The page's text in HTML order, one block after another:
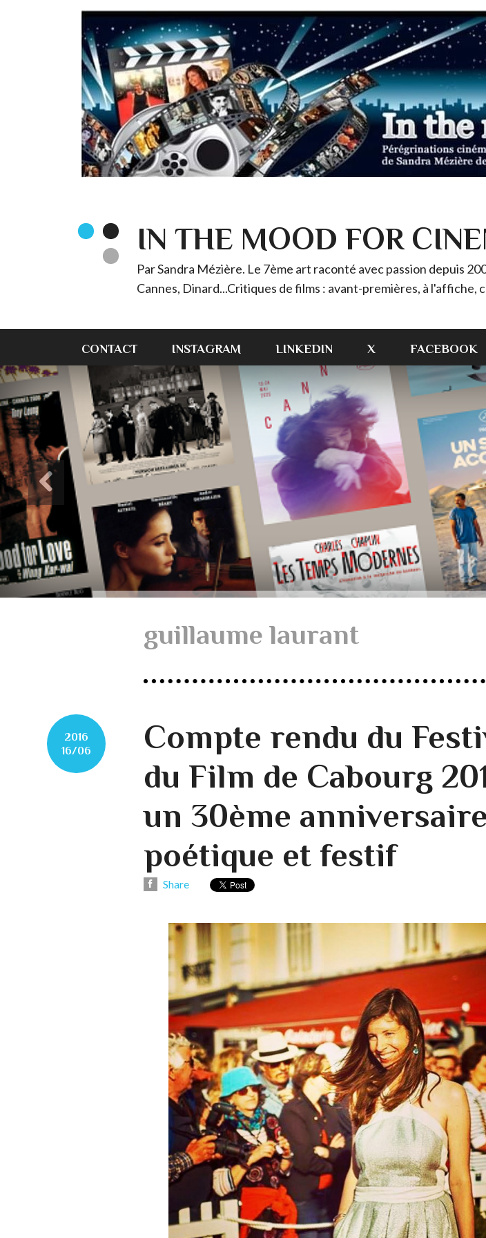
IN THE MOOD FOR
Par Sandra Mézière. Le 7ème art raconté avec passion depuis
Cannes, Dinard...Critiques de films : avant-premières, à l'affiche,
CONTACT INSTAGRAM LINKEDIN X FACEBOOK
guillaume laurant
2016
16/06
Compte rendu du
du Film de Cabourg
un 30ème anniversaire
poétique et festif
Share